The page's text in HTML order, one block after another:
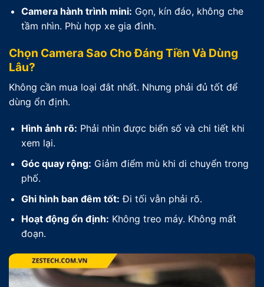
Camera hành trình mini: Gọn, kín đáo, không che
tầm nhìn. Phù hợp xe gia đình.
Chọn Camera Sao Cho Đáng Tiền Và Dùng
Lâu?
Không cần mua loại đắt nhất. Nhưng phải đủ tốt để
dùng ổn định.
Hình ảnh rõ: Phải nhìn được biển số và chi tiết khi
xem lại.
Góc quay rộng: Giảm điểm mù khi di chuyển trong
phố.
Ghi hình ban đêm tốt: Đi tối vẫn phải rõ.
Hoạt động ổn định: Không treo máy. Không mất
đoạn.